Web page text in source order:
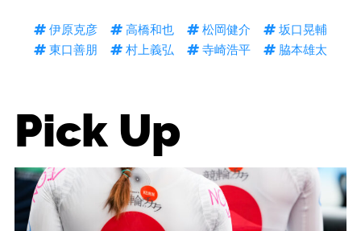
伊原克彦 高橋和也 松岡健介
坂口晃輔
東口善朋
村上義弘 寺崎浩平 脇本雄太
Pick Up